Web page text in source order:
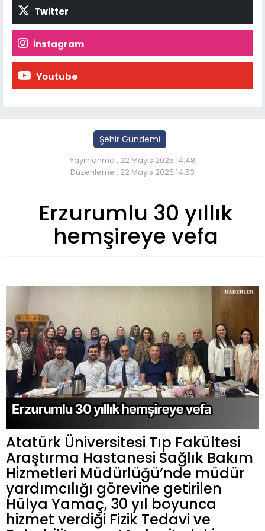
Twitter
İnstagram
Youtube
Şehir Gündemi
Yayınlanma : 22 Mayıs 2025 14:48
Düzenleme : 22 Mayıs 2025 14:53
Erzurumlu 30 yıllık
hemşireye vefa
Atatürk Üniversitesi Tıp Fakültesi
Araştırma Hastanesi Sağlık Bakım
Hizmetleri Müdürlüğü’nde müdür
yardımcılığı görevine getirilen
Hülya Yamaç, 30 yıl boyunca
hizmet verdiği Fizik Tedavi ve